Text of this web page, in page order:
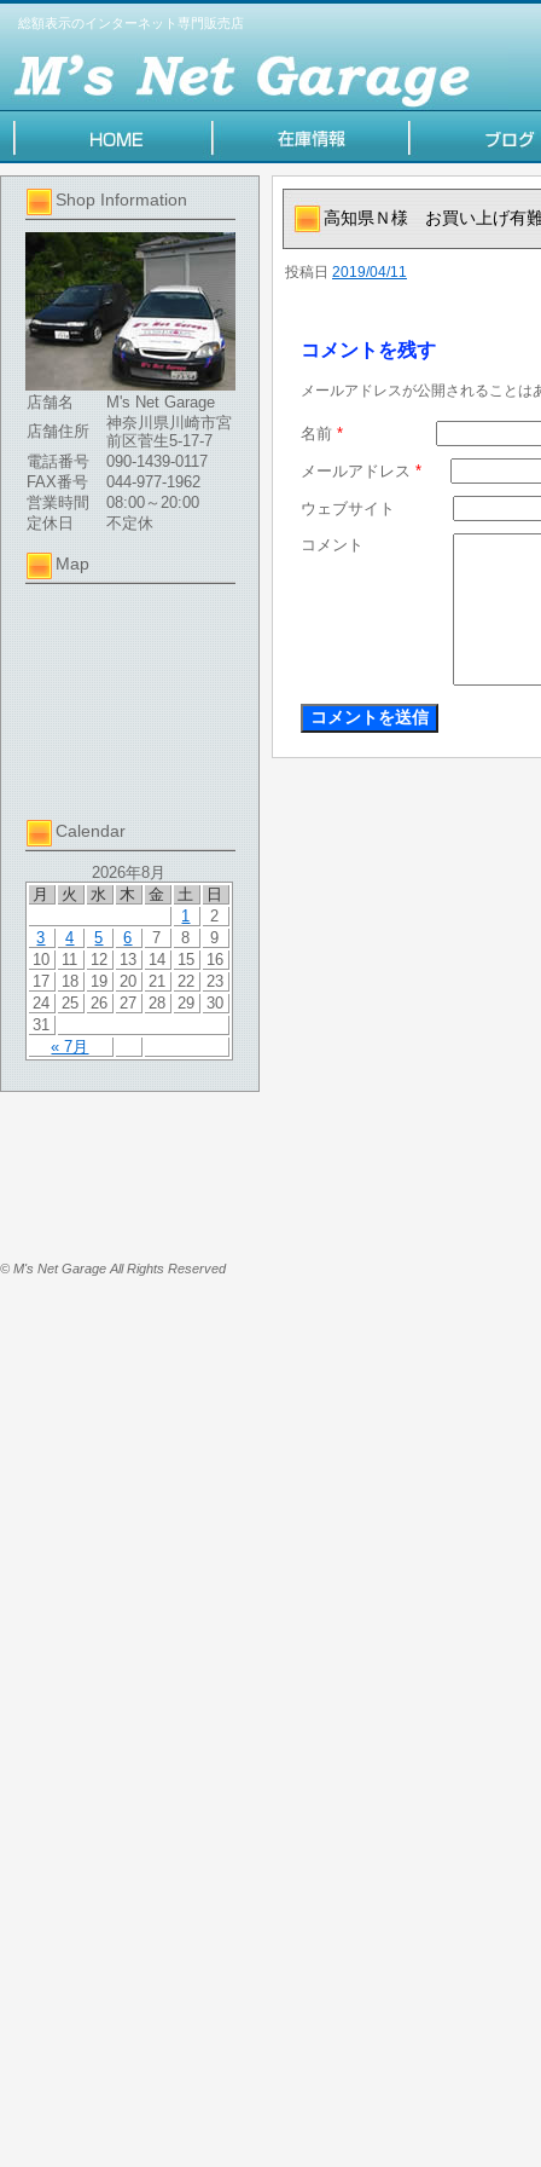
総額表示のインターネット専門販売店
Shop Information
店舗名
M's Net Garage
店舗住所
神奈川県川崎市宮
前区菅生5-17-7
電話番号
090-1439-0117
FAX番号
044-977-1962
営業時間
08:00～20:00
定休日
不定休
Map
Calendar
2026年8月
月
火 水 木 金 土 日
« 7月
1
2
3
4 5 6 7 8
9
10
11 12 13 14 15
16
17
18 19 20 21 22
23
24
25 26 27 28 29
30
31
高知県Ｎ様 お買い上げ有
投稿日 2019/04/11
コメントを残す
メールアドレスが公開されることは
名前 *
メールアドレス *
ウェブサイト
コメント
© M's Net Garage All Rights Reserved